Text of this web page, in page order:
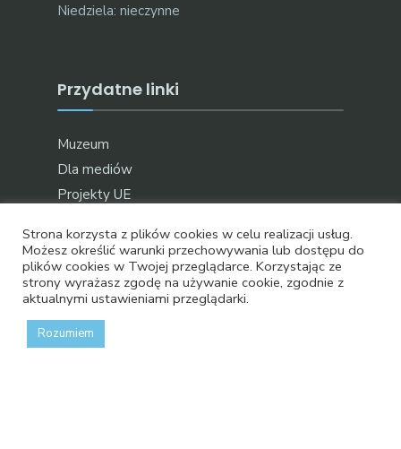
Niedziela: nieczynne
Przydatne linki
Muzeum
Dla mediów
Projekty UE
Oficjalna strona bydgoskich wodociągów
Strona korzysta z plików cookies w celu realizacji usług.
Możesz określić warunki przechowywania lub dostępu do
plików cookies w Twojej przeglądarce. Korzystając ze
strony wyrażasz zgodę na używanie cookie, zgodnie z
aktualnymi ustawieniami przeglądarki.
Rozumiem